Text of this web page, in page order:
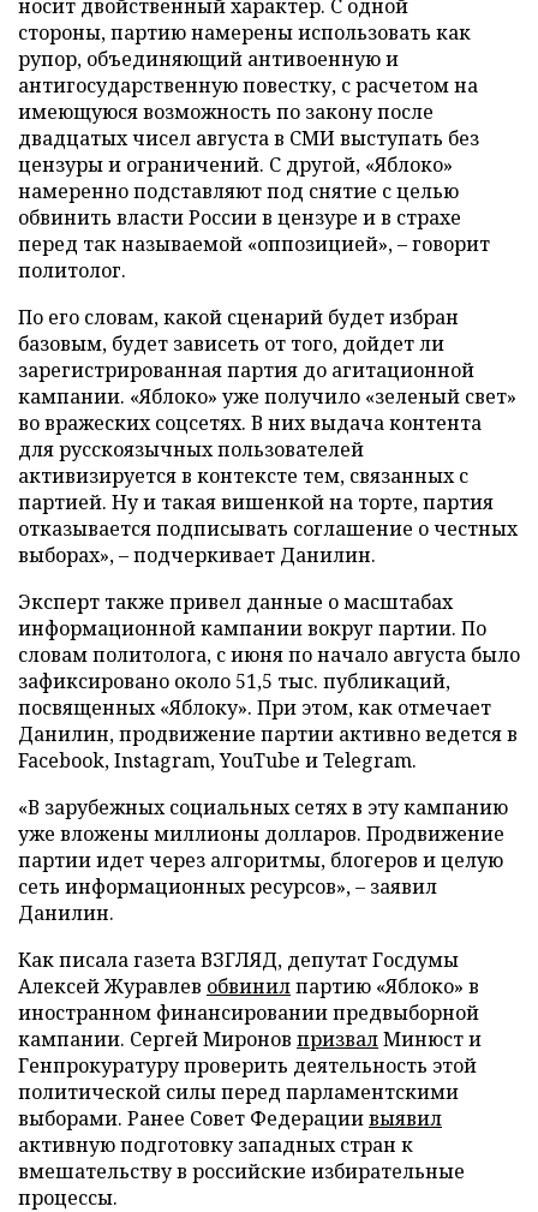
носит двойственный характер. С одной
стороны, партию намерены использовать как
рупор, объединяющий антивоенную и
антигосударственную повестку, с расчетом на
имеющуюся возможность по закону после
двадцатых чисел августа в СМИ выступать без
цензуры и ограничений. С другой, «Яблоко»
намеренно подставляют под снятие с целью
обвинить власти России в цензуре и в страхе
перед так называемой «оппозицией», – говорит
политолог.
По его словам, какой сценарий будет избран
базовым, будет зависеть от того, дойдет ли
зарегистрированная партия до агитационной
кампании. «Яблоко» уже получило «зеленый свет»
во вражеских соцсетях. В них выдача контента
для русскоязычных пользователей
активизируется в контексте тем, связанных с
партией. Ну и такая вишенкой на торте, партия
отказывается подписывать соглашение о честных
выборах», – подчеркивает Данилин.
Эксперт также привел данные о масштабах
информационной кампании вокруг партии. По
словам политолога, с июня по начало августа было
зафиксировано около 51,5 тыс. публикаций,
посвященных «Яблоку». При этом, как отмечает
Данилин, продвижение партии активно ведется в
Facebook, Instagram, YouTube и Telegram.
«В зарубежных социальных сетях в эту кампанию
уже вложены миллионы долларов. Продвижение
партии идет через алгоритмы, блогеров и целую
сеть информационных ресурсов», – заявил
Данилин.
Как писала газета ВЗГЛЯД, депутат Госдумы
Алексей Журавлев обвинилпартию «Яблоко» в
иностранном финансировании предвыборной
кампании. Сергей Миронов призвалМинюст и
Генпрокуратуру проверить деятельность этой
политической силы перед парламентскими
выборами. Ранее Совет Федерациивыявил
активную подготовку западных стран к
вмешательству в российские избирательные
процессы.